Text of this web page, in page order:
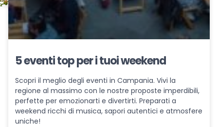
5 eventi top per i tuoi weekend
Scopri il meglio degli eventi in Campania. Vivi la
regione al massimo con le nostre proposte imperdibili,
perfette per emozionarti e divertirti. Preparati a
weekend ricchi di musica, sapori autentici e atmosfere
uniche!